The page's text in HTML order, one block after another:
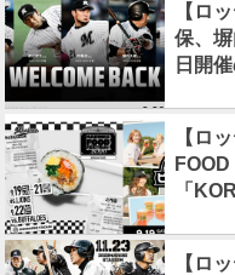
【ロ
保、
日開
【ロ
「
【ロ